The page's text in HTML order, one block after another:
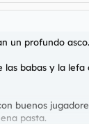
un profundo asco.
las babas y la lefa
buenos
pasta.